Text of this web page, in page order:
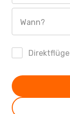
Wann?
Direktflüge